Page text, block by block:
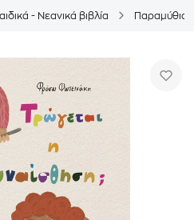
- Νεανικά βιβλία Παραμύθια